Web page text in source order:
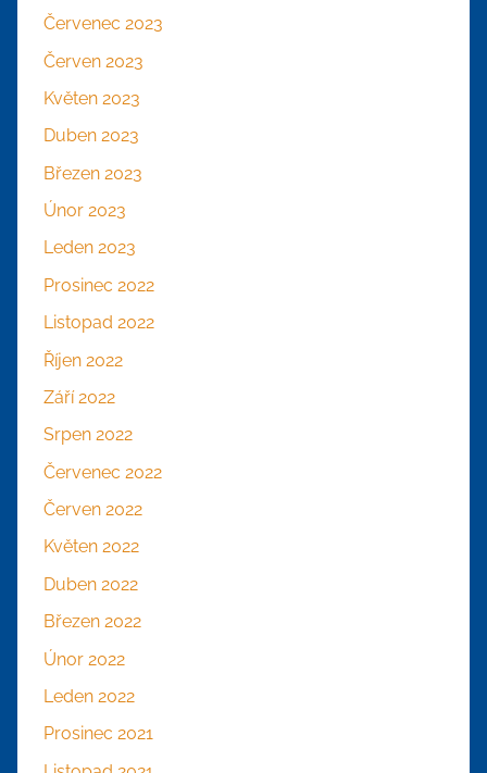
Červenec 2023
Červen 2023
Květen 2023
Duben 2023
Březen 2023
Únor 2023
Leden 2023
Prosinec 2022
Listopad 2022
Říjen 2022
Září 2022
Srpen 2022
Červenec 2022
Červen 2022
Květen 2022
Duben 2022
Březen 2022
Únor 2022
Leden 2022
Prosinec 2021